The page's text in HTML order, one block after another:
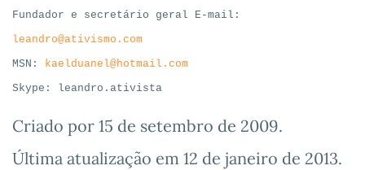
Fundador e secretário geral E-mail:
leandro@ativismo.com
MSN:
kaelduanel@hotmail.com
Skype: leandro.ativista
Criado por 15 de setembro de 2009.
Última atualização em 12 de janeiro de 2013.